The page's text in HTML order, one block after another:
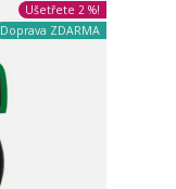
Ušetřete 2 %!
Doprava ZDARMA